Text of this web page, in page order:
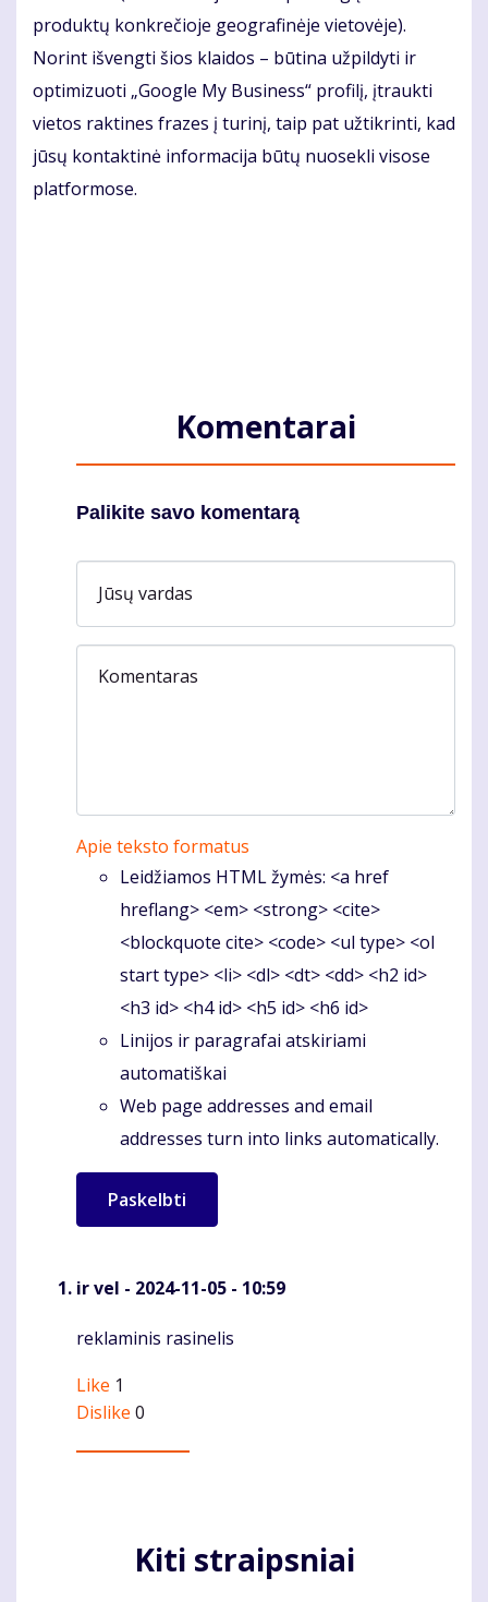
produktų konkrečioje geografinėje vietovėje).
Norint išvengti šios klaidos – būtina užpildyti ir
optimizuoti „Google My Business“ profilį, įtraukti
vietos raktines frazes į turinį, taip pat užtikrinti, kad
jūsų kontaktinė informacija būtų nuosekli visose
platformose.
Komentarai
Palikite savo komentarą
Jūsų vardas
Komentaras
Apie teksto formatus
Leidžiamos HTML žymės: <a href
hreflang> <em> <strong> <cite>
<blockquote cite> <code> <ul type> <ol
start type> <li> <dl> <dt> <dd> <h2 id>
<h3 id> <h4 id> <h5 id> <h6 id>
Linijos ir paragrafai atskiriami
automatiškai
Web page addresses and email
addresses turn into links automatically.
ir vel - 2024-11-05 - 10:59
Komentaras
reklaminis rasinelis
Like 1
Dislike 0
Kiti straipsniai